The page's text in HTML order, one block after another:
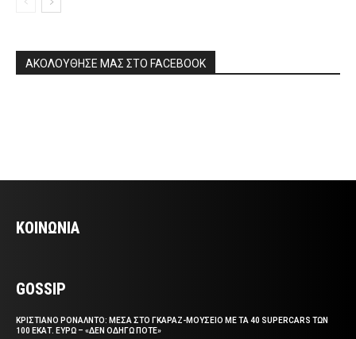
ΑΚΟΛΟΥΘΗΣΕ ΜΑΣ ΣΤΟ FACEBOOK
ΚΟΙΝΩΝΙΑ
GOSSIP
ΚΡΙΣΤΙΑΝΟ ΡΟΝΑΛΝΤΟ: ΜΕΣΑ ΣΤΟ ΓΚΑΡΑΖ-ΜΟΥΣΕΙΟ ΜΕ ΤΑ 40 SUPERCARS ΤΩΝ
100 ΕΚΑΤ. ΕΥΡΩ – «ΔΕΝ ΟΔΗΓΩ ΠΟΤΕ»